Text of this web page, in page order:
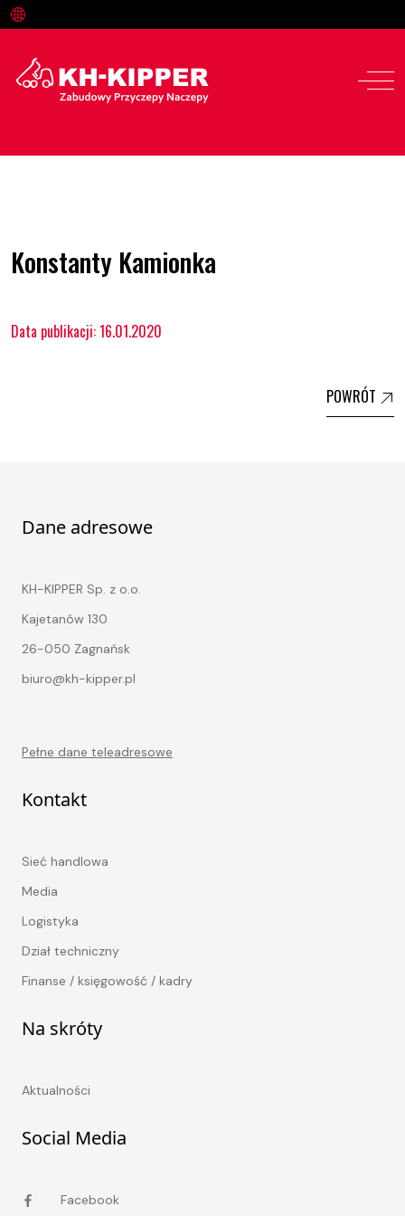
Oferta
Konstanty Kamionka
Data publikacji: 16.01.2020
POWRÓT
Dane adresowe
KH-KIPPER Sp. z o.o.
Kajetanów 130
26-050 Zagnańsk
biuro@kh-kipper.pl
Pełne dane teleadresowe
Kontakt
Sieć handlowa
Media
Logistyka
Dział techniczny
Finanse / księgowość / kadry
Na skróty
Aktualności
Social Media
Facebook